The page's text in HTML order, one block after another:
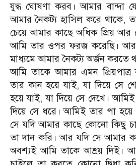
যুদ্ধ ঘোষণা করব। আমার বান্দা
আমার নৈকট্য হাসিল করে থাকে,
চেয়ে আমার কাছে অধিক প্রিয়
আমি তার ওপর ফরজ করেছি। আর
মাধ্যমে আমার নৈকট্য অর্জন করতে
আমি তাকে আমার এমন প্রিয়পাত্র
তার কান হয়ে যাই, যা দিয়ে সে
হয়ে যাই, যা দিয়ে সে দেখে।
দিয়ে সে ধরে। আমিই তার পা হয়ে
সে যদি আমার কাছে কোনো কিছু
তা দান করি। আর যদি সে আমার
অবশ্যই আমি তাকে আশ্রয় দিই।